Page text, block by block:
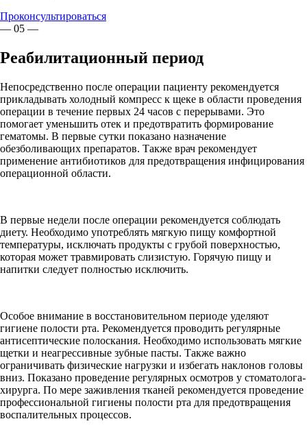
Проконсультироваться
— 05 —
Реабилитационный период
Непосредственно после операции пациенту рекомендуется
прикладывать холодный компресс к щеке в области проведения
операции в течение первых 24 часов с перерывами. Это
помогает уменьшить отек и предотвратить формирование
гематомы. В первые сутки показано назначение
обезболивающих препаратов. Также врач рекомендует
применение антибиотиков для предотвращения инфицирования
операционной области.
В первые недели после операции рекомендуется соблюдать
диету. Необходимо употреблять мягкую пищу комфортной
температуры, исключать продукты с грубой поверхностью,
которая может травмировать слизистую. Горячую пищу и
напитки следует полностью исключить.
Особое внимание в восстановительном периоде уделяют
гигиене полости рта. Рекомендуется проводить регулярные
антисептические полоскания. Необходимо использовать мягкие
щетки и неагрессивные зубные пасты. Также важно
ограничивать физические нагрузки и избегать наклонов головы
вниз. Показано проведение регулярных осмотров у стоматолога-
хирурга. По мере заживления тканей рекомендуется проведение
профессиональной гигиены полости рта для предотвращения
воспалительных процессов.